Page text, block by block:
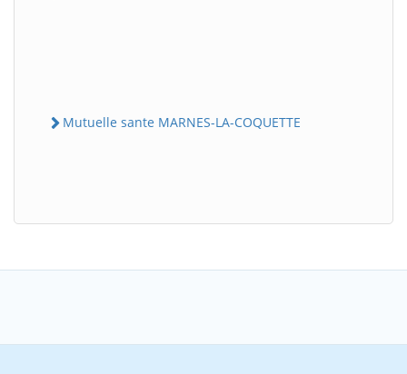
Mutuelle sante MARNES-LA-COQUETTE